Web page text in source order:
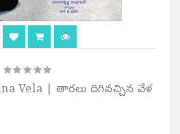
Vela | తారలు దిగివచ్చిన వేళ